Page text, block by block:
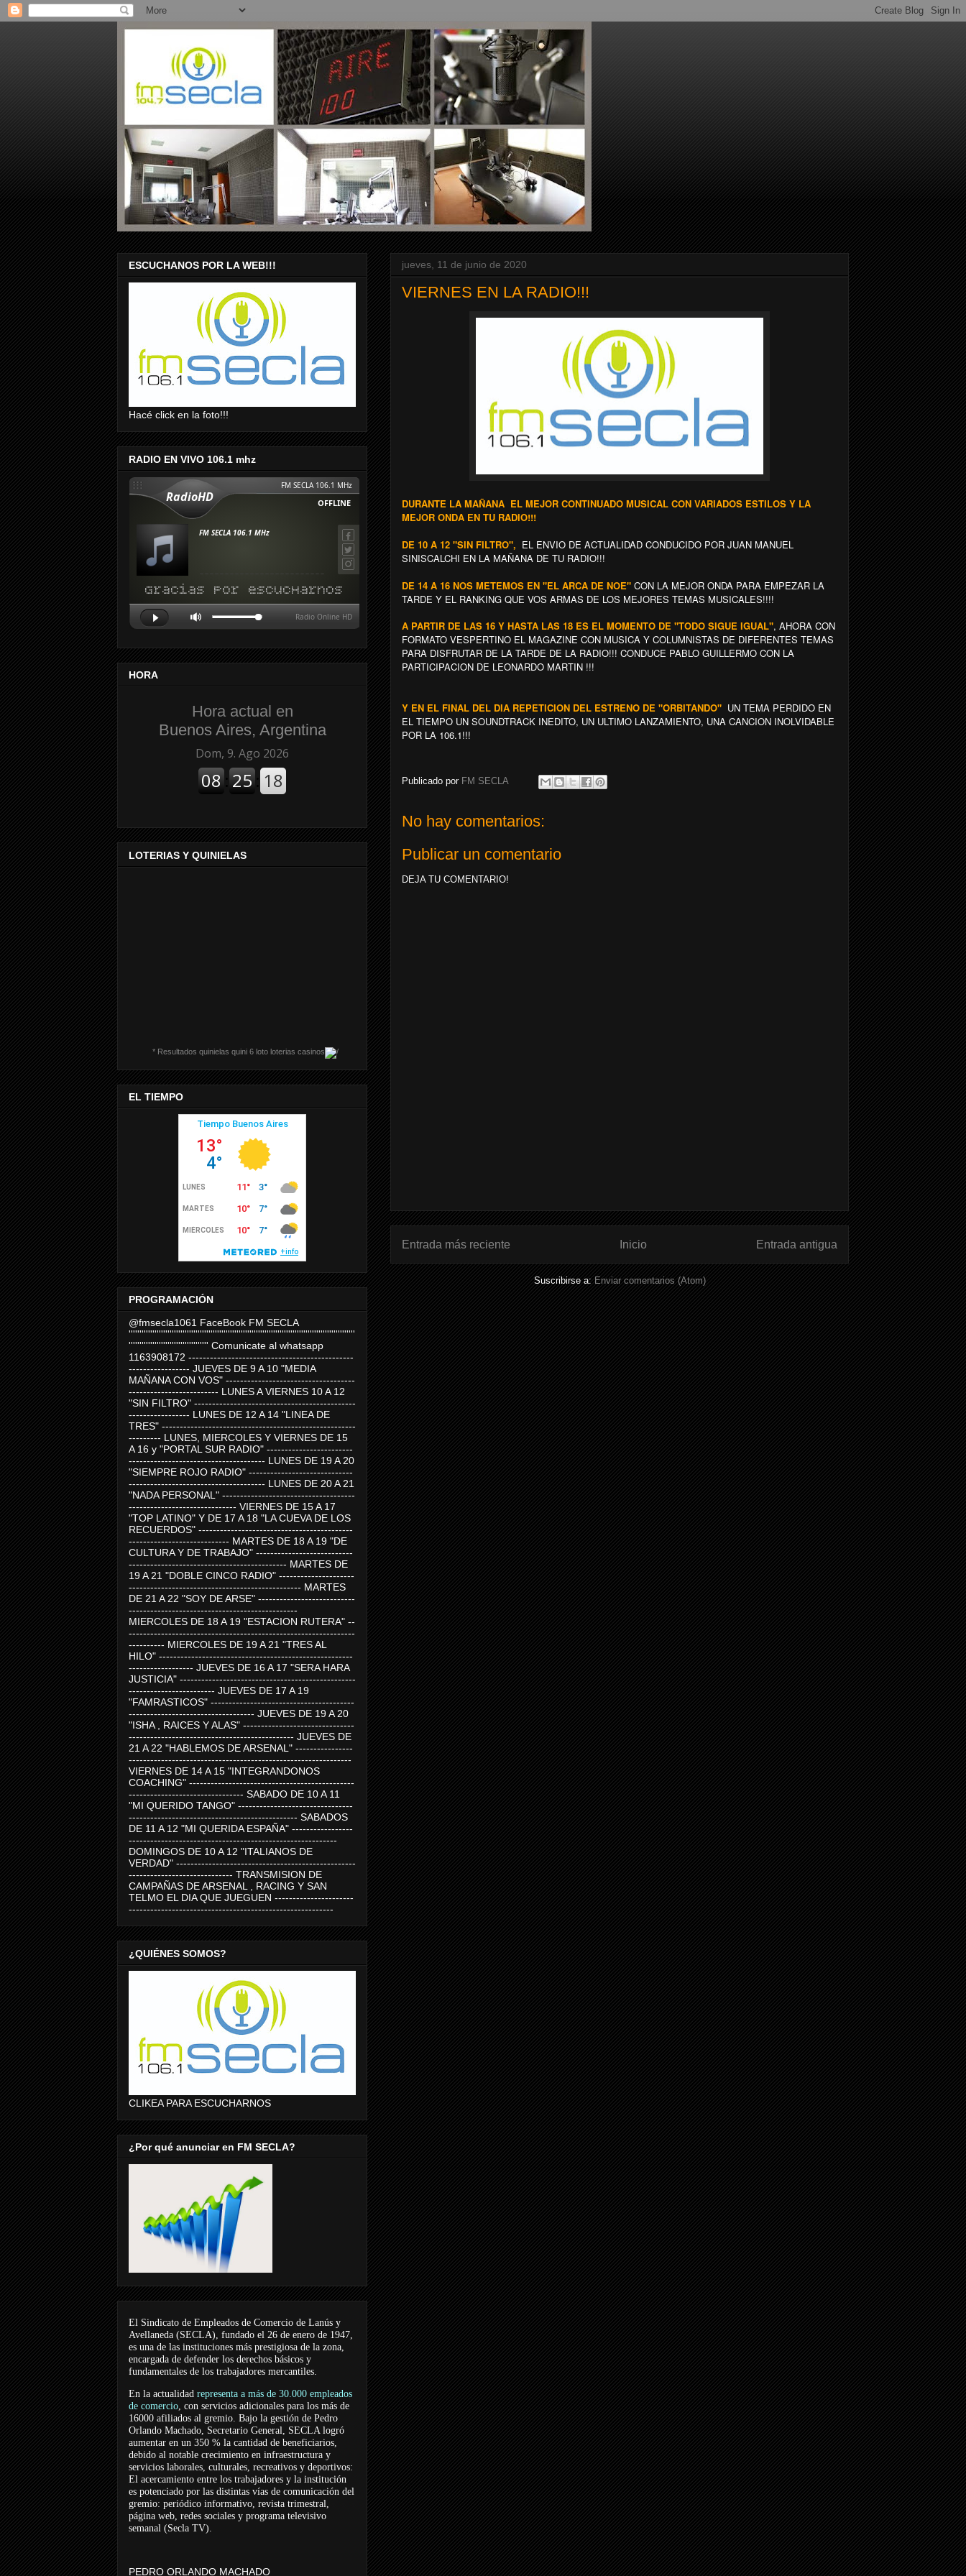
jueves, 11 de junio de 2020
VIERNES EN LA RADIO!!!
DURANTE LA MAÑANA EL MEJOR CONTINUADO MUSICAL CON VARIADOS ESTILOS Y LA
MEJOR ONDA EN TU RADIO!!!
DE 10 A 12 "SIN FILTRO", EL ENVIO DE ACTUALIDAD CONDUCIDO POR JUAN MANUEL
SINISCALCHI EN LA MAÑANA DE TU RADIO!!!
DE 14 A 16 NOS METEMOS EN "EL ARCA DE NOE" CON LA MEJOR ONDA PARA EMPEZAR LA
TARDE Y EL RANKING QUE VOS ARMAS DE LOS MEJORES TEMAS MUSICALES!!!!
A PARTIR DE LAS 16 Y HASTA LAS 18 ES EL MOMENTO DE "TODO SIGUE IGUAL", AHORA CON
FORMATO VESPERTINO EL MAGAZINE CON MUSICA Y COLUMNISTAS DE DIFERENTES TEMAS
PARA DISFRUTAR DE LA TARDE DE LA RADIO!!! CONDUCE PABLO GUILLERMO CON LA
PARTICIPACION DE LEONARDO MARTIN !!!
Y EN EL FINAL DEL DIA REPETICION DEL ESTRENO DE "ORBITANDO" UN TEMA PERDIDO EN
EL TIEMPO UN SOUNDTRACK INEDITO, UN ULTIMO LANZAMIENTO, UNA CANCION INOLVIDABLE
POR LA 106.1!!!
Publicado por FM SECLA
No hay comentarios:
Publicar un comentario
DEJA TU COMENTARIO!
Entrada más reciente Entrada antigua
Inicio
Suscribirse a: Enviar comentarios (Atom)
ESCUCHANOS POR LA WEB!!!
Hacé click en la foto!!!
RADIO EN VIVO 106.1 mhz
HORA
Hora actual en
Buenos Aires, Argentina
LOTERIAS Y QUINIELAS
* Resultados quinielas quini 6 loto loterias casinos
EL TIEMPO
PROGRAMACIÓN
@fmsecla1061 FaceBook FM SECLA
'''''''''''''''''''''''''''''''''''''''''''''''''''''''''''''''''''''''''''''''''''''''''''''''''''''''''
''''''''''''''''''''''''''''''''''''' Comunicate al whatsapp
1163908172 ----------------------------------------------
----------------- JUEVES DE 9 A 10 "MEDIA
MAÑANA CON VOS" ------------------------------------
------------------------- LUNES A VIERNES 10 A 12
"SIN FILTRO" ---------------------------------------------
----------------- LUNES DE 12 A 14 "LINEA DE
TRES" ------------------------------------------------------
--------- LUNES, MIERCOLES Y VIERNES DE 15
A 16 y "PORTAL SUR RADIO" ------------------------
-------------------------------------- LUNES DE 19 A 20
"SIEMPRE ROJO RADIO" -----------------------------
-------------------------------------- LUNES DE 20 A 21
"NADA PERSONAL" -------------------------------------
------------------------------ VIERNES DE 15 A 17
"TOP LATINO" Y DE 17 A 18 "LA CUEVA DE LOS
RECUERDOS" -------------------------------------------
---------------------------- MARTES DE 18 A 19 "DE
CULTURA Y DE TRABAJO" ---------------------------
-------------------------------------------- MARTES DE
19 A 21 "DOBLE CINCO RADIO" ---------------------
------------------------------------------------ MARTES
DE 21 A 22 "SOY DE ARSE" ---------------------------
-----------------------------------------------
MIERCOLES DE 18 A 19 "ESTACION RUTERA" --
---------------------------------------------------------------
---------- MIERCOLES DE 19 A 21 "TRES AL
HILO" ------------------------------------------------------
------------------ JUEVES DE 16 A 17 "SERA HARA
JUSTICIA" -------------------------------------------------
------------------------ JUEVES DE 17 A 19
"FAMRASTICOS" ----------------------------------------
----------------------------------- JUEVES DE 19 A 20
"ISHA , RAICES Y ALAS" -------------------------------
---------------------------------------------- JUEVES DE
21 A 22 "HABLEMOS DE ARSENAL" ----------------
--------------------------------------------------------------
VIERNES DE 14 A 15 "INTEGRANDONOS
COACHING" ----------------------------------------------
-------------------------------- SABADO DE 10 A 11
"MI QUERIDO TANGO" --------------------------------
----------------------------------------------- SABADOS
DE 11 A 12 "MI QUERIDA ESPAÑA" -----------------
----------------------------------------------------------
DOMINGOS DE 10 A 12 "ITALIANOS DE
VERDAD" --------------------------------------------------
----------------------------- TRANSMISION DE
CAMPAÑAS DE ARSENAL , RACING Y SAN
TELMO EL DIA QUE JUEGUEN ----------------------
---------------------------------------------------------
¿QUIÉNES SOMOS?
CLIKEA PARA ESCUCHARNOS
¿Por qué anunciar en FM SECLA?
El Sindicato de Empleados de Comercio de Lanús y
Avellaneda (SECLA), fundado el 26 de enero de 1947,
es una de las instituciones más prestigiosa de la zona,
encargada de defender los derechos básicos y
fundamentales de los trabajadores mercantiles.
En la actualidad representa a más de 30.000 empleados
de comercio, con servicios adicionales para los más de
16000 afiliados al gremio. Bajo la gestión de Pedro
Orlando Machado, Secretario General, SECLA logró
aumentar en un 350 % la cantidad de beneficiarios,
debido al notable crecimiento en infraestructura y
servicios laborales, culturales, recreativos y deportivos:
El acercamiento entre los trabajadores y la institución
es potenciado por las distintas vías de comunicación del
gremio: periódico informativo, revista trimestral,
página web, redes sociales y programa televisivo
semanal (Secla TV).
PEDRO ORLANDO MACHADO